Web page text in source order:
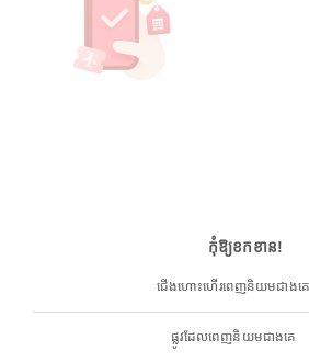
កុំឱ្យខកខាន!
ជើងហោះហើរពេញនិយមជាងគេ
ផ្លូវដែលពេញនិយមជាងគេ